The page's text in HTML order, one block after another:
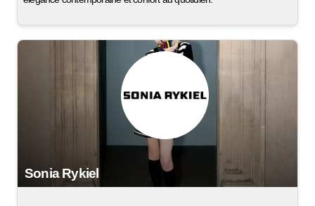
Sonia Rykiel